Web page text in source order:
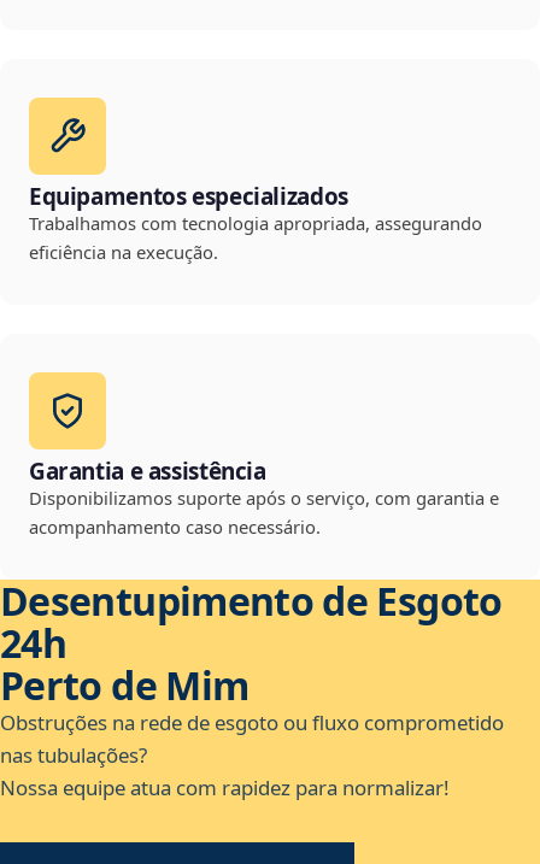
Equipamentos especializados
Trabalhamos com tecnologia apropriada, assegurando
eficiência na execução.
Garantia e assistência
Disponibilizamos suporte após o serviço, com garantia e
acompanhamento caso necessário.
Desentupimento de Esgoto
24h
Perto de Mim
Obstruções na rede de esgoto ou fluxo comprometido
nas tubulações?
Nossa equipe atua com rapidez para normalizar!